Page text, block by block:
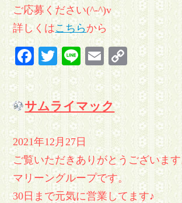
ご応募ください(^-^)v
詳しくはこちらから
Facebook
Twitter
LineEmailCopy
Link
サムライマック
2021年12月27日
ご覧いただきありがとうございます
マリーングループです。
30日まで元気に営業してます♪